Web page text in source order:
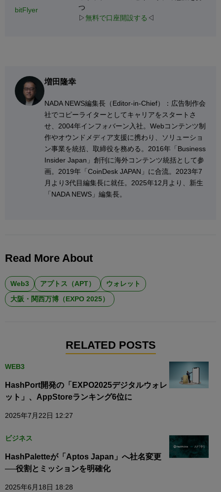
bitFlyer
つ
▷無料で口座開設する ◁
増田隆幸
NADA NEWS編集⻑（Editor-in-Chief）：広告制作会
社でコピーライターとしてキャリアをスタートさ
せ、2004年インフォバーン入社。Webコンテンツ制
作やオウンドメディア支援に携わり、ソリューショ
ン事業を統括、取締役を務める。2016年「Business
Insider Japan」創刊に海外コンテンツ統括として参
画。2019年「CoinDesk JAPAN」に合流。2023年7
月より3代目編集長に就任。2025年12月より、新生
「NADA NEWS」編集長。
Read More About
Web3 アプトス（APT）
ウォレット
大阪・関西万博（EXPO 2025）
RELATED POSTS
WEB3
HashPort開発の「EXPO2025デジタルウォレ
ット」、AppStoreランキング6位に
2025年7月22日 12:27
ビジネス
HashPaletteが「Aptos Japan」へ社名変更
──役割とミッションを明確化
2025年6月18日 18:28